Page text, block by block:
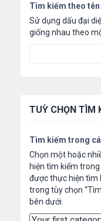
Tìm kiếm theo
Sử dụng dấu đại
giống nhau theo
TUỲ CHỌN TÌM
Tìm kiếm trong
Chọn một hoặc
hiện tìm kiếm
được thực hiện tìm
trong tùy chọn
bên dưới.